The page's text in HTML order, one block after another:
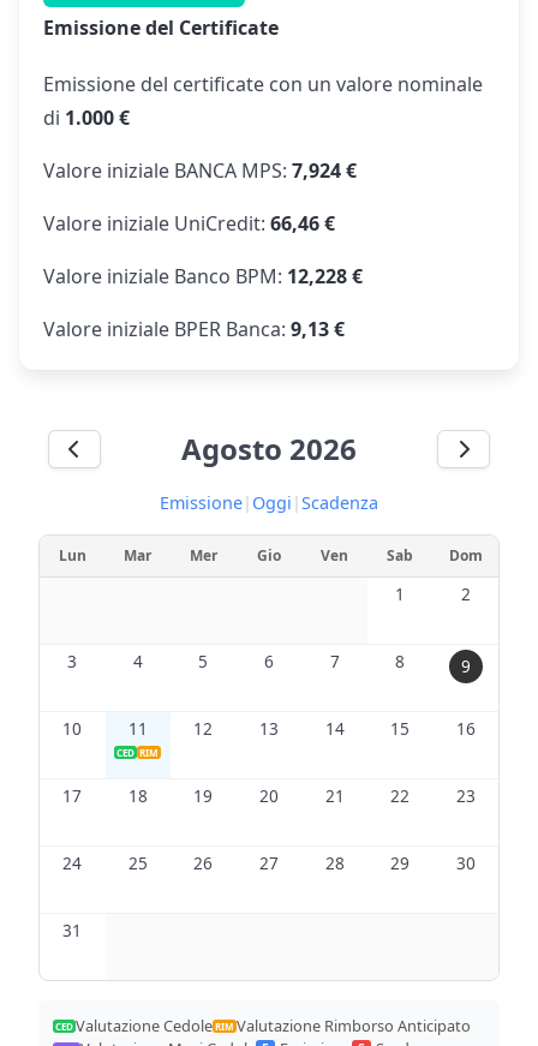
Emissione del Certificate
Emissione del certificate con un valore nominale
di 1.000 €
Valore iniziale BANCA MPS: 7,924 €
Valore iniziale UniCredit: 66,46 €
Valore iniziale Banco BPM: 12,228 €
Valore iniziale BPER Banca: 9,13 €
Agosto 2026
Emissione| Oggi |Scadenza
Lun Mar Mer Gio Ven Sab Dom
1 2
3 4 5 6 7 8 9
10 11
CED RIM
12 13 14 15 16
17 18 19 20 21 22 23
24 25 26 27 28 29 30
31
CEDValutazione CedoleRIM Valutazione Rimborso Anticipato